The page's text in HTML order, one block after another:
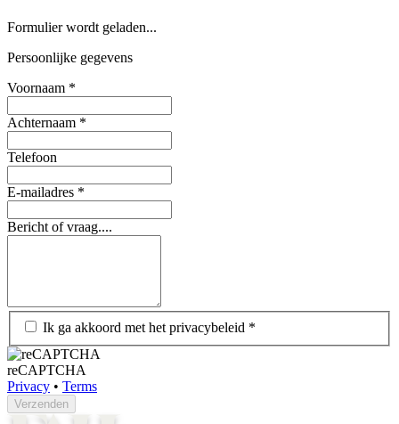
Formulier wordt geladen...
Persoonlijke gegevens
Voornaam *
Achternaam *
Telefoon
E-mailadres *
Bericht of vraag....
Ik ga akkoord met het privacybeleid *
reCAPTCHA
Privacy • Terms
Verzenden